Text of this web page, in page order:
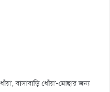
বাসাবাড়ি ধোঁয়া-মোছার জন্য